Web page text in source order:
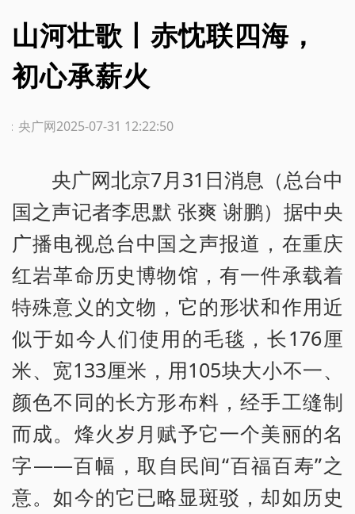
山河壮歌丨赤忱联四海，
初心承薪火
2025-07-31 12:22:50
：央广网
央广网北京7月31日消息（总台中
国之声记者李思默 张爽 谢鹏）据中央
广播电视总台中国之声报道，在重庆
红岩革命历史博物馆，有一件承载着
特殊意义的文物，它的形状和作用近
似于如今人们使用的毛毯，长176厘
米、宽133厘米，用105块大小不一、
颜色不同的长方形布料，经手工缝制
而成。烽火岁月赋予它一个美丽的名
字——百幅，取自民间“百福百寿”之
意。如今的它已略显斑驳，却如历史